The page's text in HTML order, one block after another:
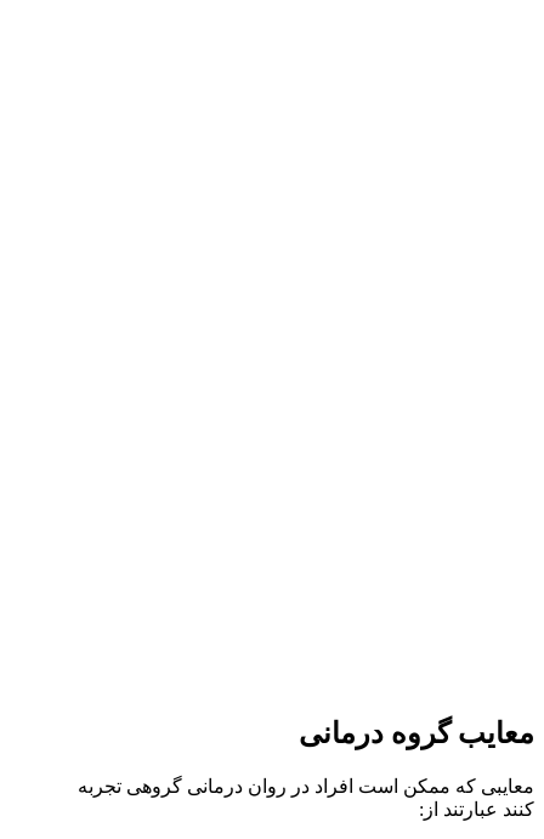
معایب گروه درمانی
معایبی که ممکن است افراد در روان درمانی گروهی تجربه
کنند عبارتند از: